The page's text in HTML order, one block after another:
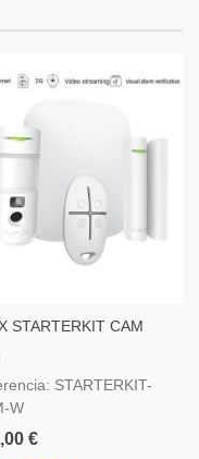
STARTERKIT CAM
Motioncam, Color
STARTERKIT-
W
€